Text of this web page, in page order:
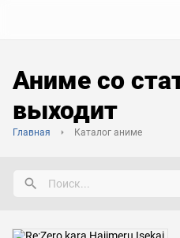
Аниме со
выходит
Главная Каталог аниме